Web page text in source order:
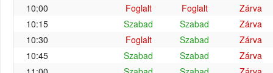
10:00
Foglalt Foglalt
Zárva
10:15
Szabad Szabad
Zárva
10:30
Foglalt Szabad
Zárva
10:45
Szabad Szabad
Zárva